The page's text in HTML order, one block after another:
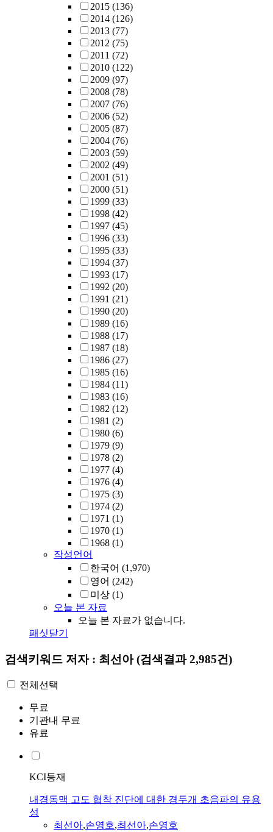
2015 (136)
2014 (126)
2013 (77)
2012 (75)
2011 (72)
2010 (122)
2009 (97)
2008 (78)
2007 (76)
2006 (52)
2005 (87)
2004 (76)
2003 (59)
2002 (49)
2001 (51)
2000 (51)
1999 (33)
1998 (42)
1997 (45)
1996 (33)
1995 (33)
1994 (37)
1993 (17)
1992 (20)
1991 (21)
1990 (20)
1989 (16)
1988 (17)
1987 (18)
1986 (27)
1985 (16)
1984 (11)
1983 (16)
1982 (12)
1981 (2)
1980 (6)
1979 (9)
1978 (2)
1977 (4)
1976 (4)
1975 (3)
1974 (2)
1971 (1)
1970 (1)
1968 (1)
작성언어
한국어 (1,970)
영어 (242)
미상 (1)
오늘 본 자료
오늘 본 자료가 없습니다.
패싯닫기
검색키워드 저자 : 최선아(검색결과 2,985건)
전체선택
무료
기관내 무료
유료
KCI등재
내경동맥 고도 협착 진단에 대한 경두개 초음파의 유용
성
최선아,손영호,최선아,손영호